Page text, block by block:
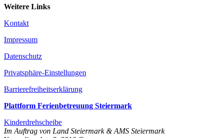
Weitere Links
Kontakt
Impressum
Datenschutz
Privatsphäre-Einstellungen
Barrierefreiheitserklärung
Plattform Ferienbetreuung Steiermark
Kinderdrehscheibe
Im Auftrag von Land Steiermark & AMS Steiermark